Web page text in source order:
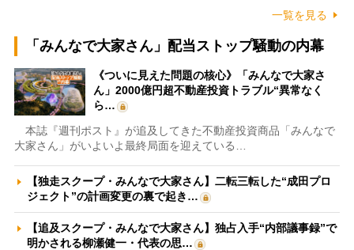
一覧を見る
「みんなで大家さん」配当ストップ騒動の内幕
《ついに見えた問題の核心》「みんなで大家さ
ん」2000億円超不動産投資トラブル“異常なく
ら…
本誌『週刊ポスト』が追及してきた不動産投資商品「みんなで
大家さん」がいよいよ最終局面を迎えている…
【独走スクープ・みんなで大家さん】二転三転した“成田プロ
ジェクト”の計画変更の裏で起き…
【追及スクープ・みんなで大家さん】独占入手“内部議事録”で
明かされる柳瀬健一・代表の思…